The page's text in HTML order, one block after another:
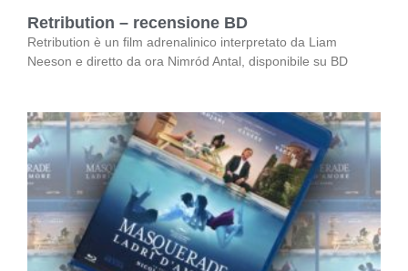
Retribution – recensione BD
Retribution è un film adrenalinico interpretato da Liam
Neeson e diretto da ora Nimród Antal, disponibile su BD